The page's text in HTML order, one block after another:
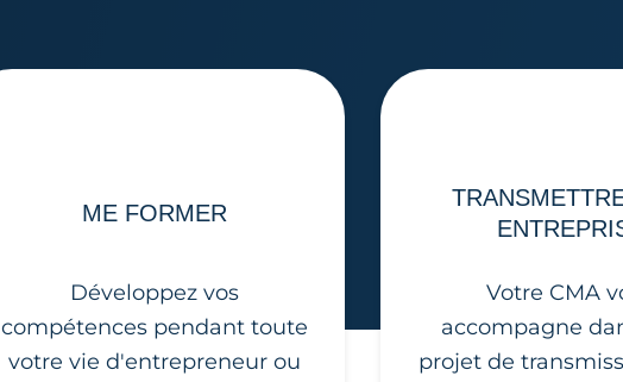
ME FORMER
Développez vos
compétences pendant toute
votre vie d'entrepreneur ou
Votre CMA
accompagne
projet de